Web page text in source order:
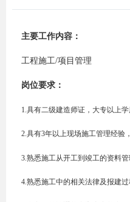
主要工作内容：
工程施工/项目管理
岗位要求：
1.具有二级建造师证，大专以上学
2.具有3年以上现场施工管理经验
3. 熟悉施工从开工到竣工的资料管
4.熟悉施工中的相关法律及报建过